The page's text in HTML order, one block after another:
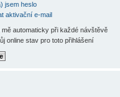
jsem heslo
aktivační e-mail
mě automaticky při každé návštěvě
online stav pro toto přihlášení